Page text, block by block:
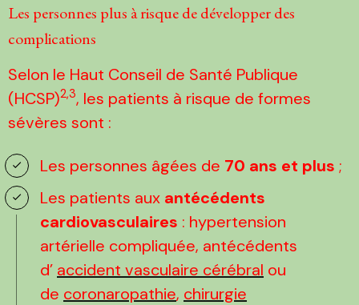
Les personnes plus à risque de développer des
complications
Selon le Haut Conseil de Santé Publique
(HCSP)2,3, les patients à risque de formes
sévères sont :
Les personnes âgées de 70 ans et plus ;
Les patients aux antécédents
cardiovasculaires : hypertension
artérielle compliquée, antécédents
d’ accident vasculaire cérébral ou
de coronaropathie, chirurgie